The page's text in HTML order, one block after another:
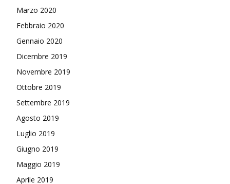
Marzo 2020
Febbraio 2020
Gennaio 2020
Dicembre 2019
Novembre 2019
Ottobre 2019
Settembre 2019
Agosto 2019
Luglio 2019
Giugno 2019
Maggio 2019
Aprile 2019